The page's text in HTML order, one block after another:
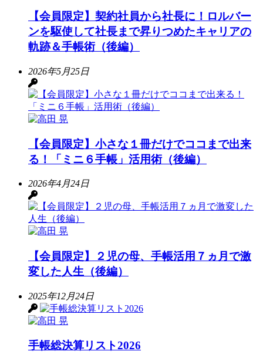
【会員限定】契約社員から社長に！ロルバー
ンを駆使して社長まで昇りつめたキャリアの
軌跡＆手帳術（後編）
2026年5月25日
【会員限定】小さな１冊だけでココまで出来
る！「ミニ６手帳」活用術（後編）
2026年4月24日
【会員限定】２児の母、手帳活用７ヵ月で激
変した人生（後編）
2025年12月24日
手帳総決算リスト2026